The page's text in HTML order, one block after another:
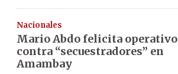
Nacionales
Mario Abdo felicita operativo
contra “secuestradores” en
Amambay